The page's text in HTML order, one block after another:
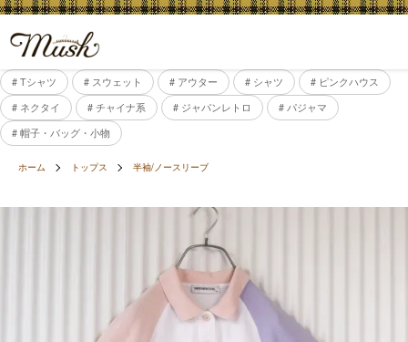
# Tシャツ # スウェット # アウター # シャツ
# ピンクハウス
# ネクタイ
# チャイナ系 # ジャパンレトロ
# パジャマ
# 帽子・バッグ・小物
ホーム トップス 半袖/ノースリーブ